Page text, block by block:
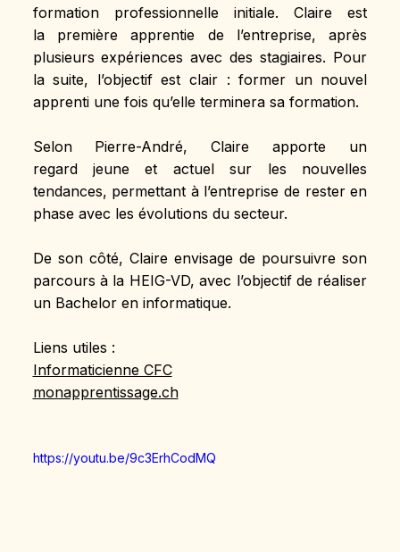
formation professionnelle initiale. Claire est
la première apprentie de l’entreprise, après
plusieurs expériences avec des stagiaires. Pour
la suite, l’objectif est clair : former un nouvel
apprenti une fois qu’elle terminera sa formation.
Selon Pierre-André, Claire apporte un
regard jeune et actuel sur les nouvelles
tendances, permettant à l’entreprise de rester en
phase avec les évolutions du secteur.
De son côté, Claire envisage de poursuivre son
parcours à la HEIG-VD, avec l’objectif de réaliser
un Bachelor en informatique.
Liens utiles :
Informaticienne CFC
monapprentissage.ch
https://youtu.be/9c3ErhCodMQ